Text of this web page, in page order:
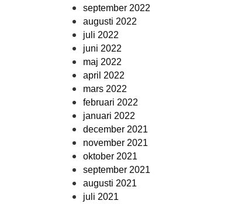
september 2022
augusti 2022
juli 2022
juni 2022
maj 2022
april 2022
mars 2022
februari 2022
januari 2022
december 2021
november 2021
oktober 2021
september 2021
augusti 2021
juli 2021